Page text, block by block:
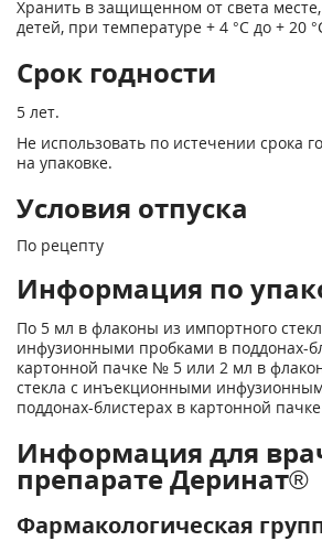
Хранить в защищенном от света
детей, при температуре + 4 °С до + 20
Срок годности
5 лет.
Не использовать по истечении срока
на упаковке.
Условия отпуска
По рецепту
Информация по
По 5 мл в флаконы из импортного
инфузионными пробками в поддонах-
картонной пачке № 5 или 2 мл в
стекла с инъекционными
поддонах-блистерах в картонной
Информация для
препарате Деринат®
Фармакологическая